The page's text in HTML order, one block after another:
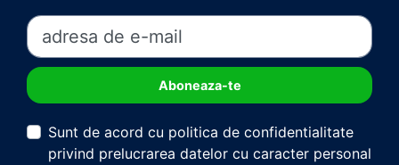
Sunt de acord cu politica de confidentialitate
privind prelucrarea datelor cu caracter personal